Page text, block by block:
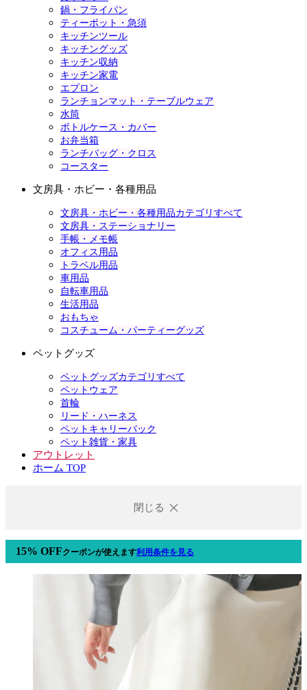
鍋・フライパン
ティーポット・急須
キッチンツール
キッチングッズ
キッチン収納
キッチン家電
エプロン
ランチョンマット・テーブルウェア
水筒
ボトルケース・カバー
お弁当箱
ランチバッグ・クロス
コースター
文房具・ホビー・各種用品
文房具・ホビー・各種用品カテゴリすべて
文房具・ステーショナリー
手帳・メモ帳
オフィス用品
トラベル用品
車用品
自転車用品
生活用品
おもちゃ
コスチューム・パーティーグッズ
ペットグッズ
ペットグッズカテゴリすべて
ペットウェア
首輪
リード・ハーネス
ペットキャリーバック
ペット雑貨・家具
アウトレット
ホーム TOP
閉じる
15% OFFクーポンが使えます利用条件を見る